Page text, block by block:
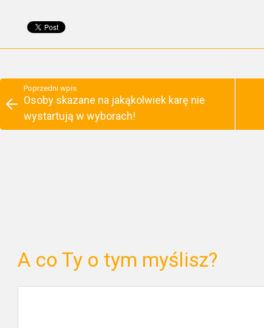
Poprzedni wpis
Osoby skazane na jakąkolwiek karę nie
wystartują w wyborach!
A co Ty o tym myślisz?